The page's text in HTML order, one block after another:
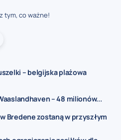
tym, co ważne!
– belgijska plażowa
– 48 milionów...
Bredene zostaną w przyszłym